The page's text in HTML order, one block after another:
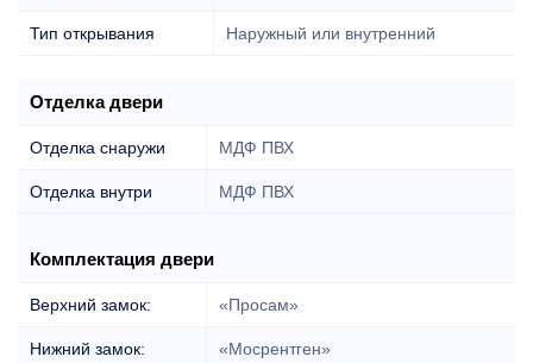
Тип открывания Наружный или внутренний
Отделка двери
Отделка снаружи МДФ ПВХ
Отделка внутри МДФ ПВХ
Комплектация двери
Верхний замок: «Просам»
Нижний замок: «Мосрентген»